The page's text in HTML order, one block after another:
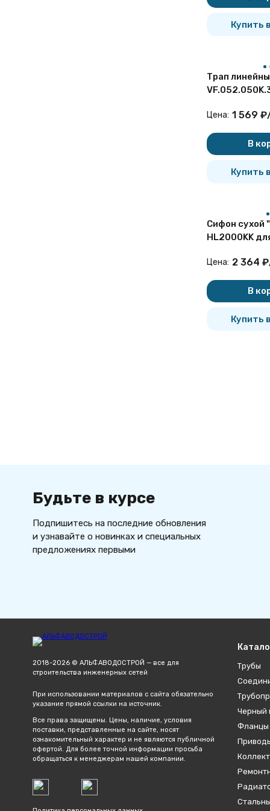
Купить
Трап
нерж.стали
Цена: 1 569 ₽
В
Купить
Сифон сухой
HL2000KK
KLIK-KLAK
Цена: 2 364 ₽
В
Купить
Будьте в курсе
Подпишитесь на последние обновления
и узнавайте о новинках и специальных
предложениях первыми
2018-2026 © АЛЬФАВОДОСТРОЙ — все для
строительства инженерных сетей
При использовании материалов с сайта обязательно
указание прямой ссылки на источник.
Все права защищены. Цены, наличие, условия
поставки, представленные на сайте, носят
ознакомительный характер и не являются публичной
офертой. Для более точной информации просьба
обращаться к менеджерам нашей компании.
Трубы
Черный
Фланцы